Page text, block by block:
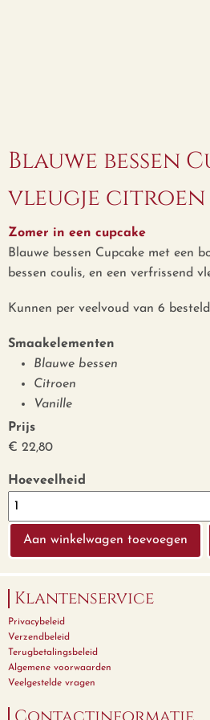
Blauwe bessen
vleugje citroen
Zomer in een cupcake
Blauwe bessen Cupcake met een
bessen coulis, en een verfrissend
Kunnen per veelvoud van 6
Smaakelementen
Blauwe bessen
Citroen
Vanille
Prijs
€ 22,80
Hoeveelheid
Klantenservice
Privacybeleid
Verzendbeleid
Terugbetalingsbeleid
Algemene voorwaarden
Veelgestelde vragen